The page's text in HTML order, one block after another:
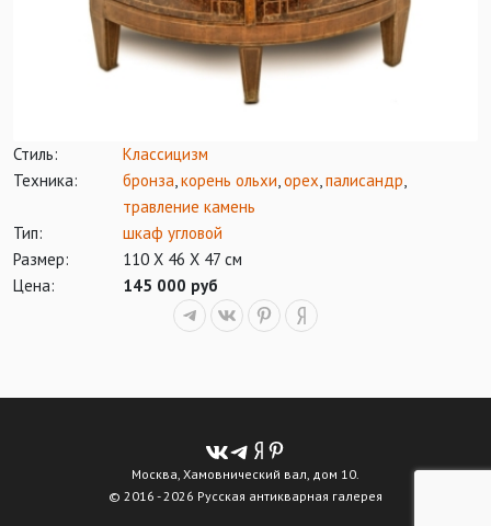
Стиль:
Классицизм
Техника:
бронза,корень ольхи,орех,палисандр,
травление камень
Тип:
шкаф угловой
Размер:
110 Х 46 Х 47 см
Цена:
145 000 руб
Москва, Хамовнический вал, дом 10.
© 2016 - 2026 Русская антикварная галерея